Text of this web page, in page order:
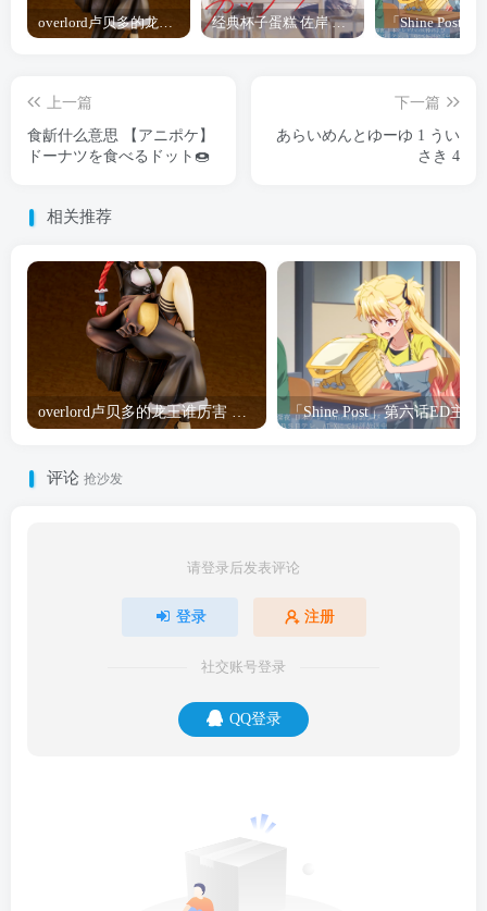
overlord卢贝多的龙王谁厉害 「Overlord」露普斯蕾琪娜·贝塔手办开订 经典杯子蛋糕 佐岸 漫画「经典杯子蛋糕」宣布真人日剧化
上一篇
食龂什么意思 【アニポケ】
ドーナツを食べるドット🍩
下一篇
あらいめんとゆーゆ 1 うい
さき 4
相关推荐
overlord卢贝多的龙王谁厉害 「Overlord」露普斯蕾琪娜·贝塔手办开订
评论 抢沙发
请登录后发表评论
登录 注册
社交账号登录
QQ登录